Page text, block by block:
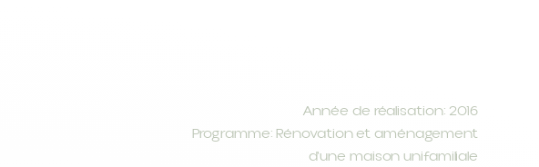
Année de réalisation: 2016
Programme: Rénovation et aménagement
d'une maison unifamiliale